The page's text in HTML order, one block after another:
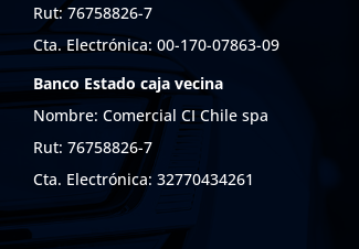
Rut: 76758826-7
Cta. Electrónica: 00-170-07863-09
Banco Estado caja vecina
Nombre: Comercial CI Chile spa
Rut: 76758826-7
Cta. Electrónica: 32770434261